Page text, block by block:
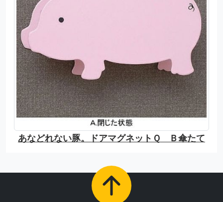
あなどれない豚。ドアマグネットＱ Ｂ傘たて